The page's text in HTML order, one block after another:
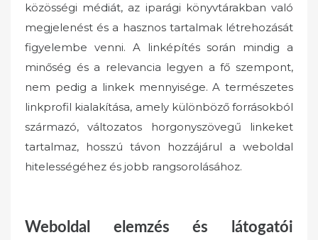
közösségi médiát, az iparági könyvtárakban való
megjelenést és a hasznos tartalmak létrehozását
figyelembe venni. A linképítés során mindig a
minőség és a relevancia legyen a fő szempont,
nem pedig a linkek mennyisége. A természetes
linkprofil kialakítása, amely különböző forrásokból
származó, változatos horgonyszövegű linkeket
tartalmaz, hosszú távon hozzájárul a weboldal
hitelességéhez és jobb rangsorolásához.
Weboldal elemzés és látogatói